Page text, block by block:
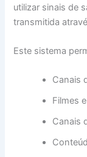
utilizar sinais de
transmitida
Este sistema
Canais
Filmes
Canais